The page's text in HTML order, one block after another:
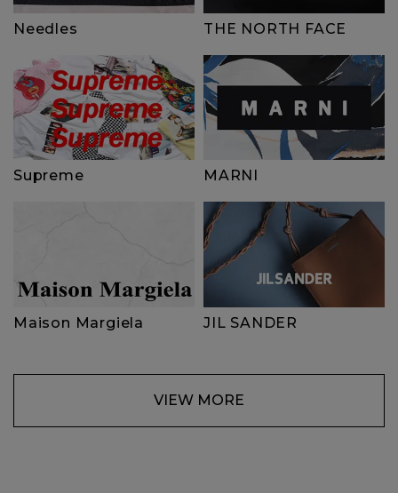
Needles THE NORTH FACE
Supreme MARNI
Maison Margiela JIL SANDER
VIEW MORE